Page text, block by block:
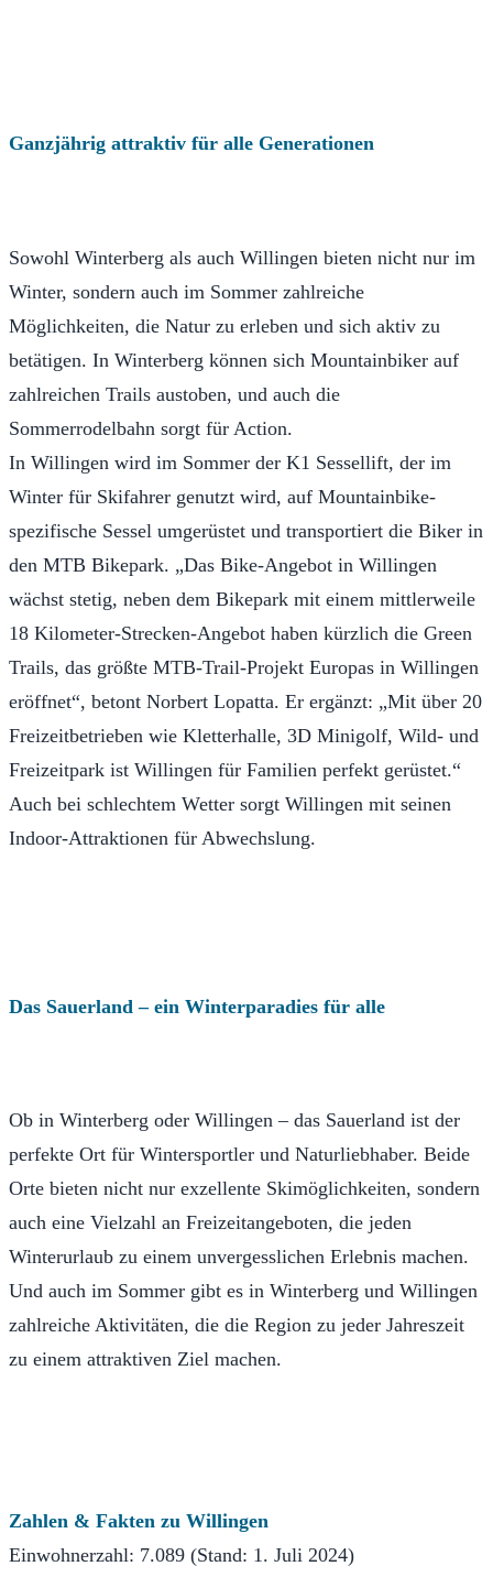
Ganzjährig attraktiv für alle Generationen
Sowohl Winterberg als auch Willingen bieten nicht nur im
Winter, sondern auch im Sommer zahlreiche
Möglichkeiten, die Natur zu erleben und sich aktiv zu
betätigen. In Winterberg können sich Mountainbiker auf
zahlreichen Trails austoben, und auch die
Sommerrodelbahn sorgt für Action.
In Willingen wird im Sommer der K1 Sessellift, der im
Winter für Skifahrer genutzt wird, auf Mountainbike-
spezifische Sessel umgerüstet und transportiert die Biker in
den MTB Bikepark. „Das Bike-Angebot in Willingen
wächst stetig, neben dem Bikepark mit einem mittlerweile
18 Kilometer-Strecken-Angebot haben kürzlich die Green
Trails, das größte MTB-Trail-Projekt Europas in Willingen
eröffnet“, betont Norbert Lopatta. Er ergänzt: „Mit über 20
Freizeitbetrieben wie Kletterhalle, 3D Minigolf, Wild- und
Freizeitpark ist Willingen für Familien perfekt gerüstet.“
Auch bei schlechtem Wetter sorgt Willingen mit seinen
Indoor-Attraktionen für Abwechslung.
Das Sauerland – ein Winterparadies für alle
Ob in Winterberg oder Willingen – das Sauerland ist der
perfekte Ort für Wintersportler und Naturliebhaber. Beide
Orte bieten nicht nur exzellente Skimöglichkeiten, sondern
auch eine Vielzahl an Freizeitangeboten, die jeden
Winterurlaub zu einem unvergesslichen Erlebnis machen.
Und auch im Sommer gibt es in Winterberg und Willingen
zahlreiche Aktivitäten, die die Region zu jeder Jahreszeit
zu einem attraktiven Ziel machen.
Zahlen & Fakten zu Willingen
Einwohnerzahl: 7.089 (Stand: 1. Juli 2024)